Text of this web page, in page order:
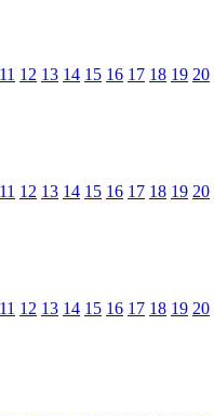
11 12 13 14 15 16 17 18 19 20
11 12 13 14 15 16 17 18 19 20
11 12 13 14 15 16 17 18 19 20